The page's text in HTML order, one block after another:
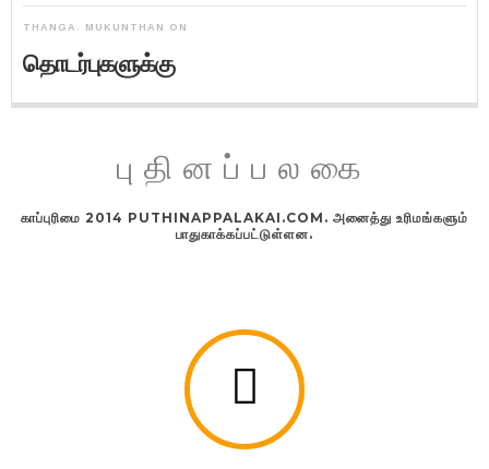
THANGA. MUKUNTHAN ON
தொடர்புகளுக்கு
புதினப்பலகை
காப்புரிமை 2014 PUTHINAPPALAKAI.COM. அனைத்து உரிமங்களும்
பாதுகாக்கப்பட்டுள்ளன.